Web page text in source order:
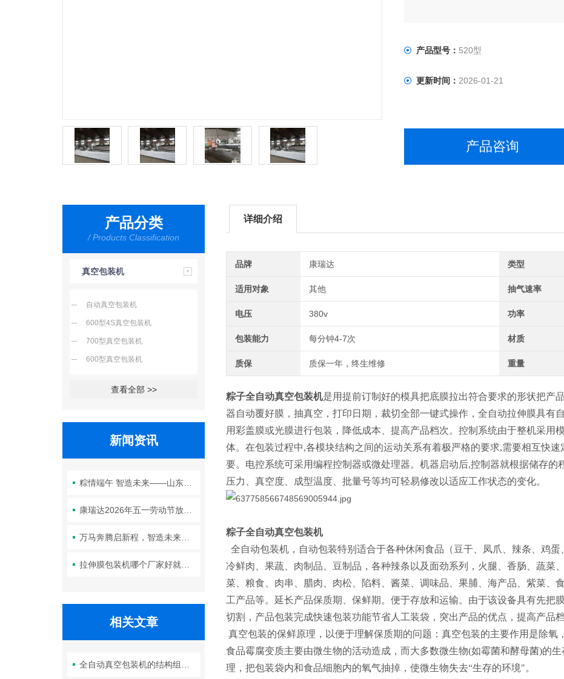
产品型号： 520型
更新时间： 2026-01-21
产品咨询
产品分类
/ Products Classification
真空包装机
自动真空包装机
600型4S真空包装机
700型真空包装机
600型真空包装机
查看全部 >>
新闻资讯
粽情端午 智造未来——山东康瑞达智能装备有限公司2026年端午节放假通知
康瑞达2026年五一劳动节放假通知
万马奔腾启新程，智造未来谱华章—康瑞达2026年春节放假通知
拉伸膜包装机哪个厂家好就找康瑞达
相关文章
详细介绍
品牌 康瑞达 类型
适用对象 其他 抽气速率
电压 380v 功率
包装能力 每分钟4-7次 材质
质保 质保一年，终生维修 重量
粽子全自动真空包装机是用提前订制好的模具把底膜拉出符合要求的形状把产
器自动覆好膜，抽真空，打印日期，裁切全部一键式操作，全自动拉伸膜具有
用彩盖膜或光膜进行包装，降低成本、提高产品档次。控制系统由于整机采用
体。在包装过程中,各模块结构之间的运动关系有着极严格的要求,需要相互快
要。电控系统可采用编程控制器或微处理器。机器启动后,控制器就根据储存
压力、真空度、成型温度、批量号等均可轻易修改以适应工作状态的变化。
粽子全自动真空包装机
全自动包装机，自动包装特别适合于各种休闲食品（豆干、凤爪、辣条、鸡蛋
冷鲜肉、果蔬、肉制品、豆制品，各种辣条以及面劲系列，火腿、香肠、蔬菜
菜、粮食、肉串、腊肉、肉松、陷料、酱菜、调味品、果脯、海产品、紫菜、
工产品等。延长产品保质期、保鲜期。便于存放和运输。由于该设备具有先把
切割，产品包装完成快速包装功能节省人工装袋，突出产品的优点，提高产品档
真空包装的保鲜原理，以便于理解保质期的问题：真空包装的主要作用是除氧
食品霉腐变质主要由微生物的活动造成，而大多数微生物(如霉菌和酵母菌)的
理，把包装袋内和食品细胞内的氧气抽掉，使微生物失去“生存的环境"。